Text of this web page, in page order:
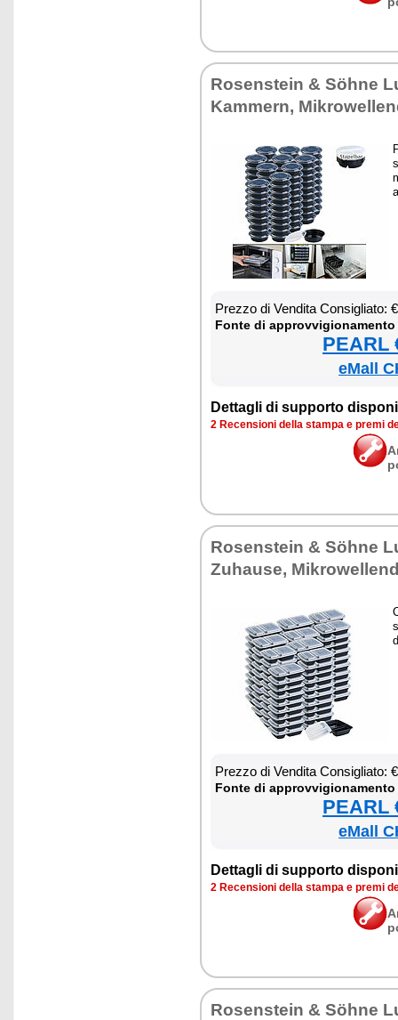
Ro­sen­stein & Söhne
Kam­mern,
Prez­zo di Ven­di­ta Con­si­glia­to:
Fon­te di
PEARL
eMall
Det­ta­gli di sup­por­to
2 Re­cen­sio­ni del­la stam­pa e pre­mi
Ro­sen­stein & Söhne
Zu­hau­se,
Prez­zo di Ven­di­ta Con­si­glia­to:
Fon­te di
PEARL
eMall
Det­ta­gli di sup­por­to
2 Re­cen­sio­ni del­la stam­pa e pre­mi
Ro­sen­stein & Söhne